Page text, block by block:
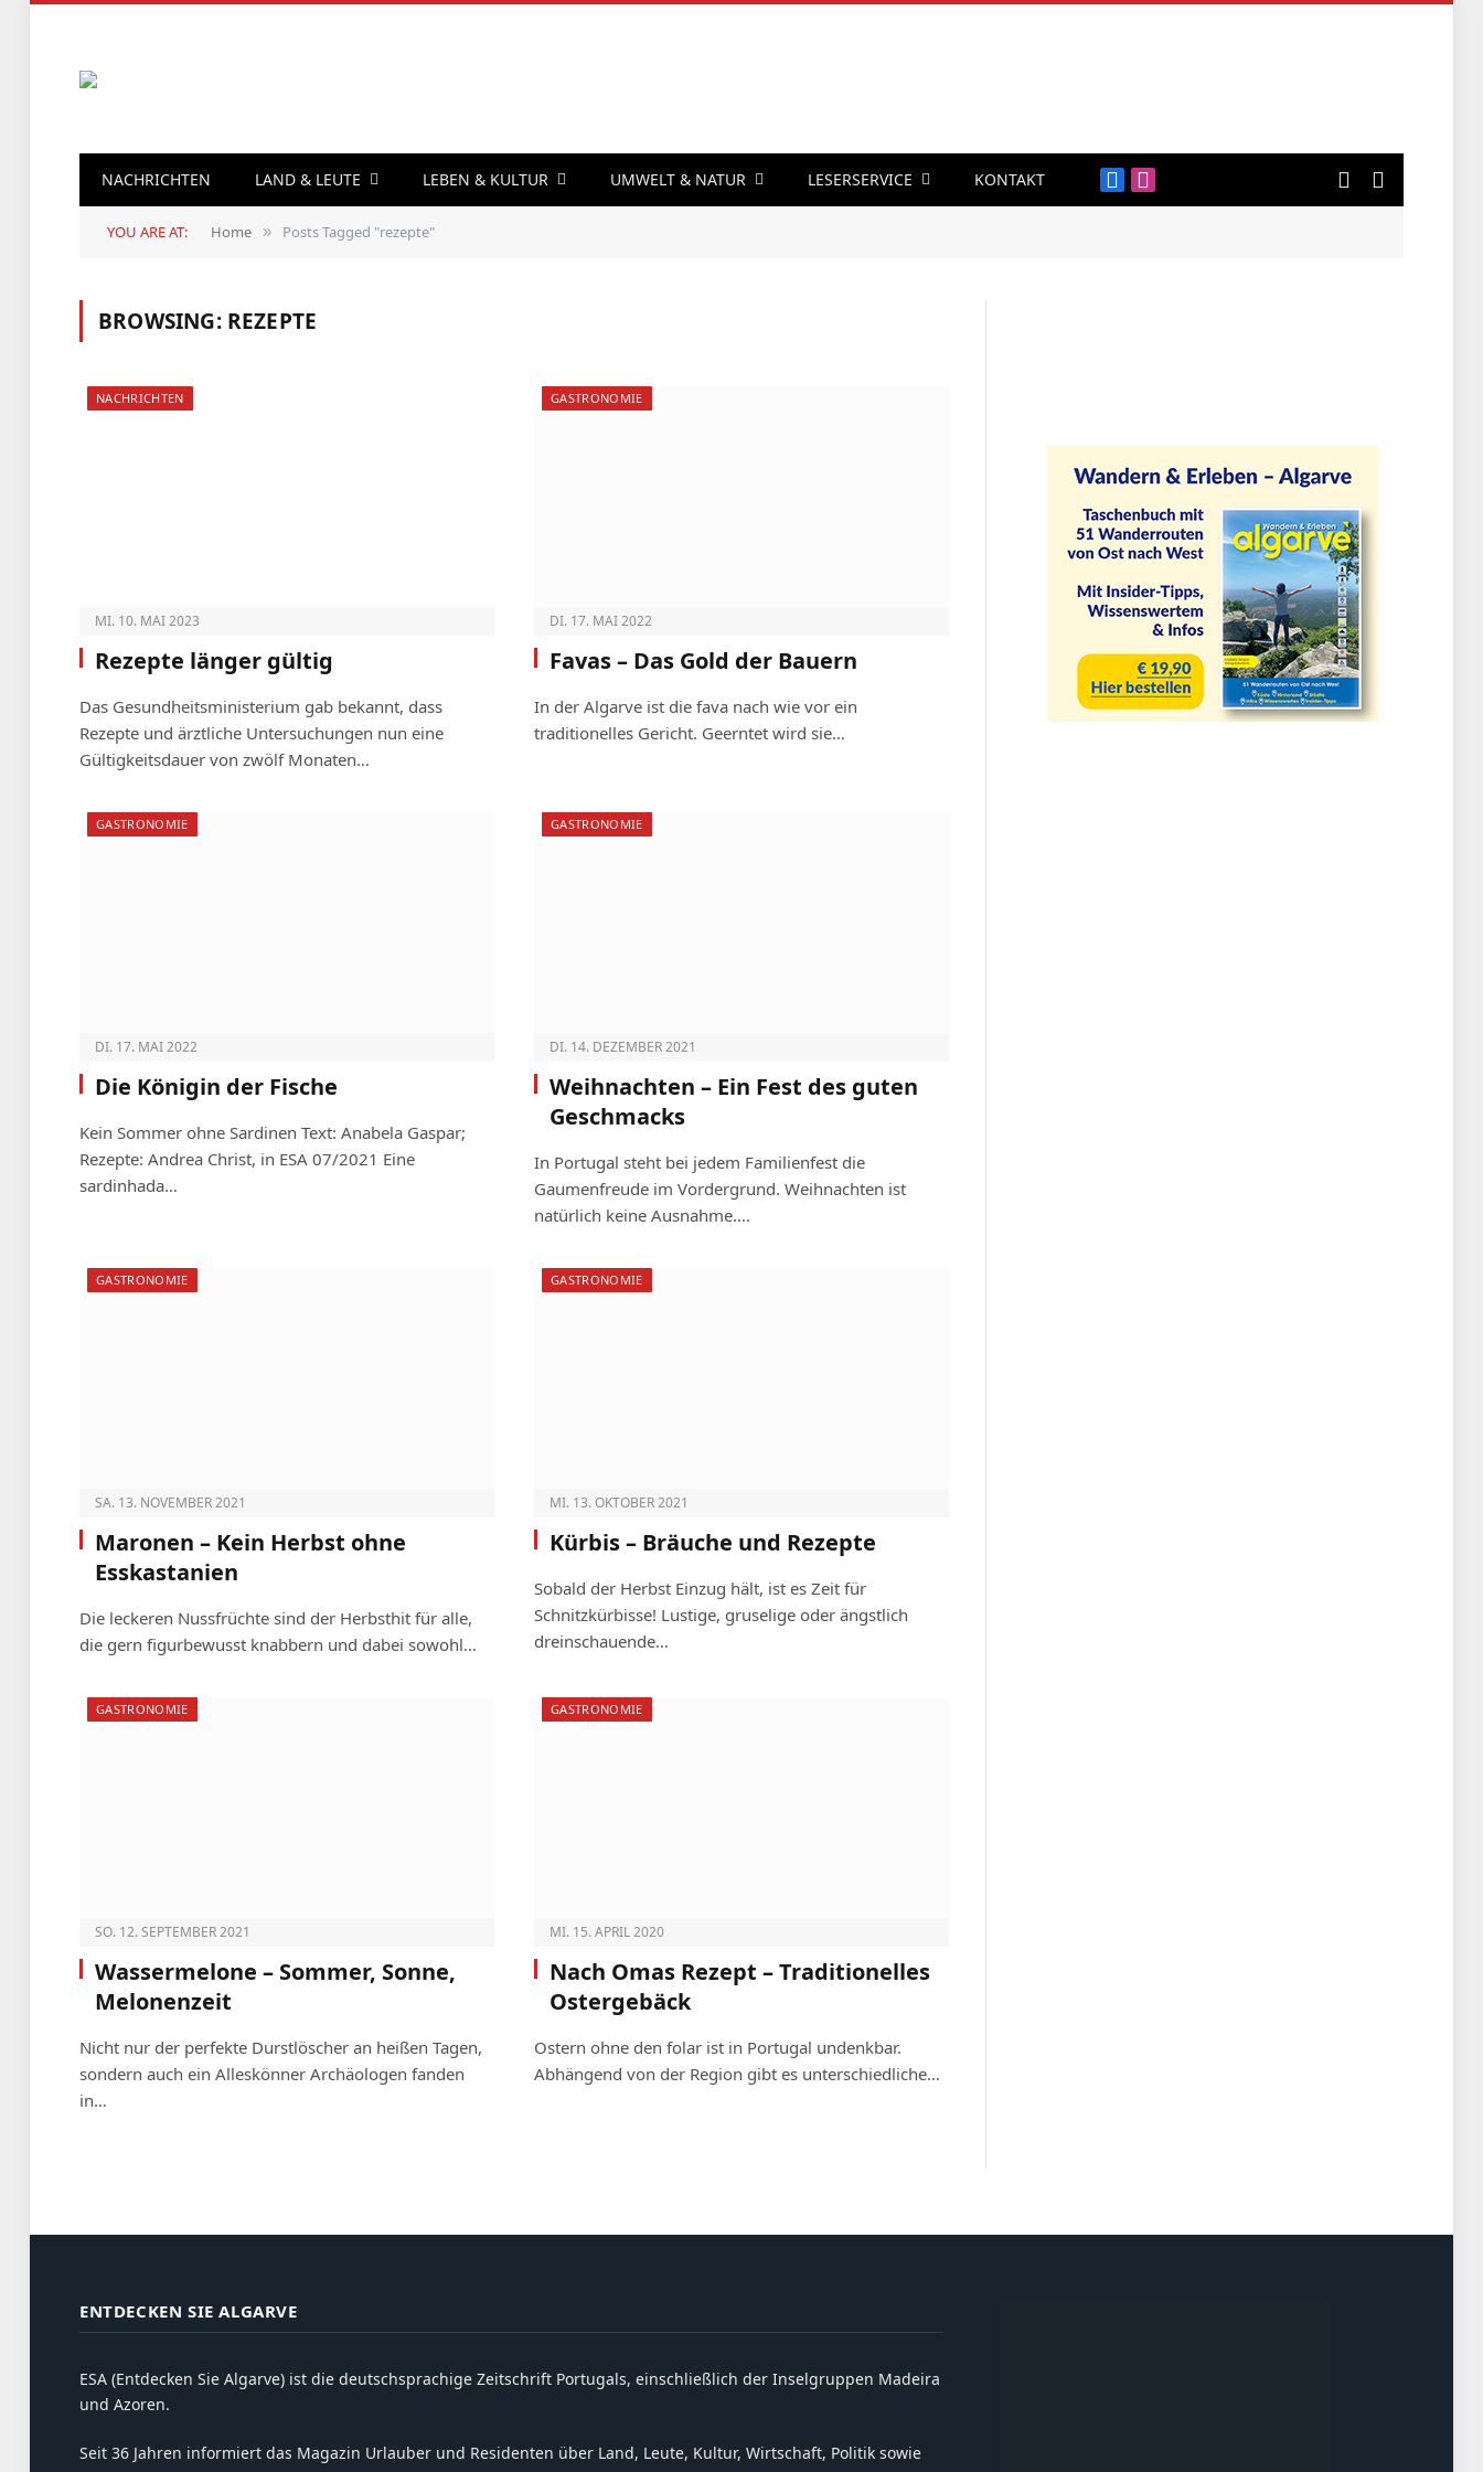
NACHRICHTEN LAND & LEUTE LEBEN & KULTUR UMWELT & NATUR LESERSERVICE KONTAKT FacebookInstagram
YOU ARE AT: Home » Posts Tagged "rezepte"
BROWSING: REZEPTE
NACHRICHTEN
MI. 10. MAI 2023
Rezepte länger gültig
Das Gesundheitsministerium gab bekannt, dass
Rezepte und ärztliche Untersuchungen nun eine
Gültigkeitsdauer von zwölf Monaten…
GASTRONOMIE
DI. 17. MAI 2022
Favas – Das Gold der Bauern
In der Algarve ist die fava nach wie vor ein
traditionelles Gericht. Geerntet wird sie…
GASTRONOMIE
DI. 17. MAI 2022
Die Königin der Fische
Kein Sommer ohne Sardinen Text: Anabela Gaspar;
Rezepte: Andrea Christ, in ESA 07/2021 Eine
sardinhada…
GASTRONOMIE
DI. 14. DEZEMBER 2021
Weihnachten – Ein Fest des guten
Geschmacks
In Portugal steht bei jedem Familienfest die
Gaumenfreude im Vordergrund. Weihnachten ist
natürlich keine Ausnahme.…
GASTRONOMIE
SA. 13. NOVEMBER 2021
Maronen – Kein Herbst ohne
Esskastanien
Die leckeren Nussfrüchte sind der Herbsthit für alle,
die gern figurbewusst knabbern und dabei sowohl…
GASTRONOMIE
MI. 13. OKTOBER 2021
Kürbis – Bräuche und Rezepte
Sobald der Herbst Einzug hält, ist es Zeit für
Schnitzkürbisse! Lustige, gruselige oder ängstlich
dreinschauende…
GASTRONOMIE
SO. 12. SEPTEMBER 2021
Wassermelone – Sommer, Sonne,
Melonenzeit
Nicht nur der perfekte Durstlöscher an heißen Tagen,
sondern auch ein Alleskönner Archäologen fanden
in…
GASTRONOMIE
MI. 15. APRIL 2020
Nach Omas Rezept – Traditionelles
Ostergebäck
Ostern ohne den folar ist in Portugal undenkbar.
Abhängend von der Region gibt es unterschiedliche…
ENTDECKEN SIE ALGARVE
ESA (Entdecken Sie Algarve) ist die deutschsprachige Zeitschrift Portugals, einschließlich der Inselgruppen Madeira
und Azoren.
Seit 36 Jahren informiert das Magazin Urlauber und Residenten über Land, Leute, Kultur, Wirtschaft, Politik sowie